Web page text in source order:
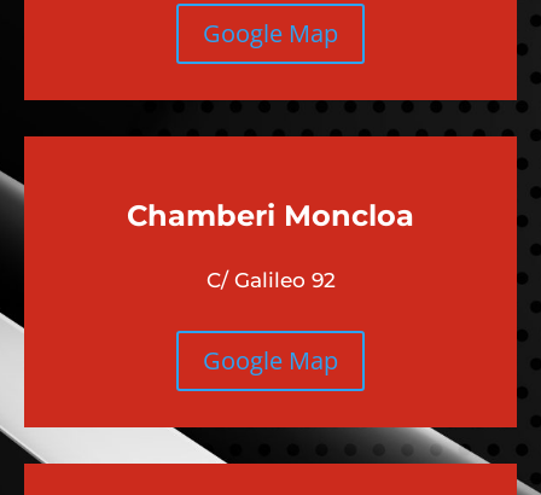
Google Map
Chamberi Moncloa
C/ Galileo 92
Google Map